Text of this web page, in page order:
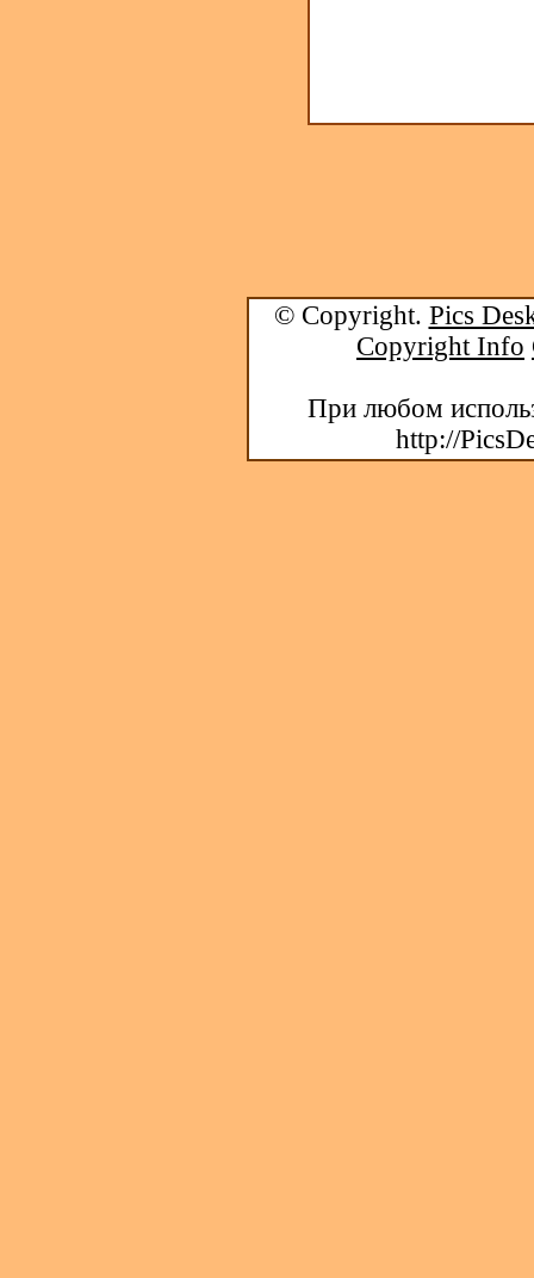
© Copyright. Pics
Copyright Info
При любом
http://